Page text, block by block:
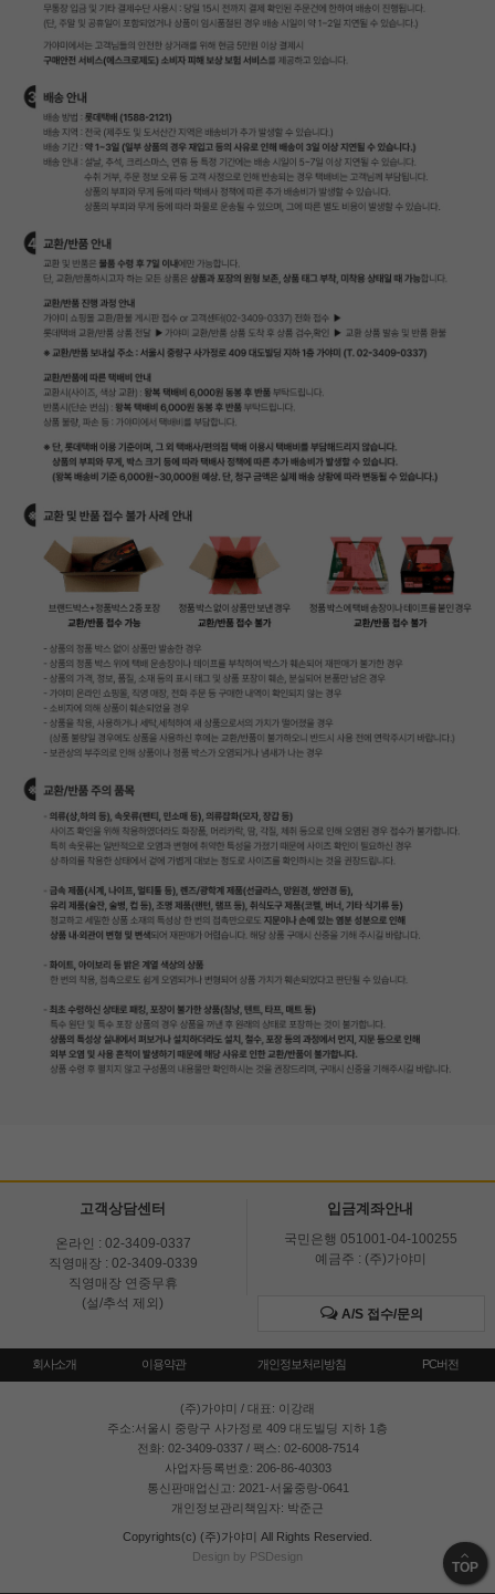
고객상담센터
온라인 : 02-3409-0337
직영매장 : 02-3409-0339
직영매장 연중무휴
(설/추석 제외)
입금계좌안내
국민은행 051001-04-100255
예금주 : (주)가야미
A/S 접수/문의
회사소개 이용약관 개인정보처리방침 PC버전
(주)가야미 / 대표: 이강래
주소:서울시 중랑구 사가정로 409 대도빌딩 지하 1층
전화: 02-3409-0337 / 팩스: 02-6008-7514
사업자등록번호: 206-86-40303
통신판매업신고: 2021-서울중랑-0641
개인정보관리책임자: 박준근
Copyrights(c) (주)가야미 All Rights Reservied.
Design by PSDesign
TOP